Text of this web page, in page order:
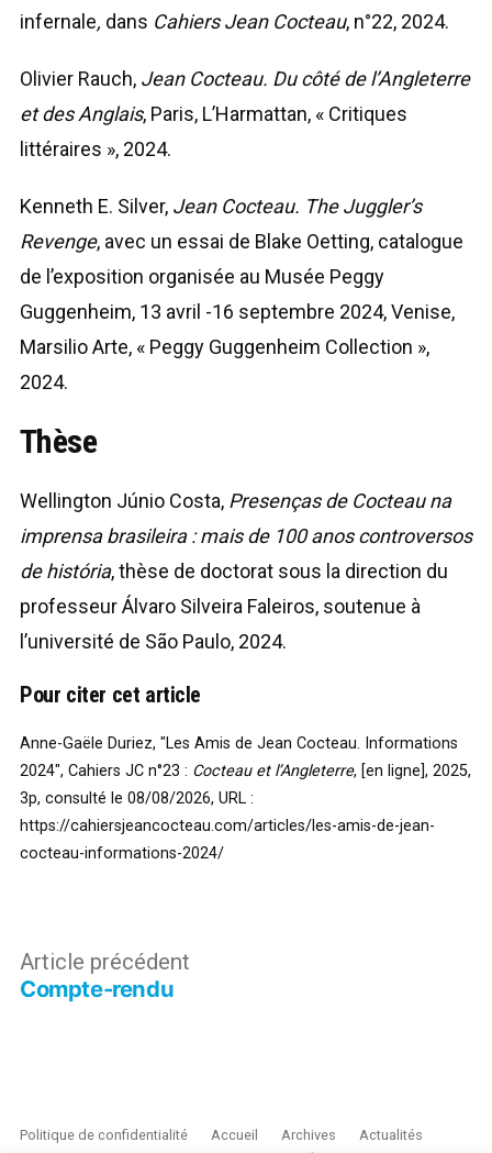
infernale, dans Cahiers Jean Cocteau, n°22, 2024.
Olivier Rauch, Jean Cocteau. Du côté de l’Angleterre
et des Anglais, Paris, L’Harmattan, « Critiques
littéraires », 2024.
Kenneth E. Silver, Jean Cocteau. The Juggler’s
Revenge, avec un essai de Blake Oetting, catalogue
de l’exposition organisée au Musée Peggy
Guggenheim, 13 avril -16 septembre 2024, Venise,
Marsilio Arte, « Peggy Guggenheim Collection »,
2024.
Thèse
Wellington Júnio Costa, Presenças de Cocteau na
imprensa brasileira : mais de 100 anos controversos
de história, thèse de doctorat sous la direction du
professeur Álvaro Silveira Faleiros, soutenue à
l’université de São Paulo, 2024.
Pour citer cet article
Anne-Gaële Duriez, "Les Amis de Jean Cocteau. Informations
2024", Cahiers JC n°23 : Cocteau et l’Angleterre, [en ligne], 2025,
3p, consulté le 08/08/2026, URL :
https://cahiersjeancocteau.com/articles/les-amis-de-jean-
cocteau-informations-2024/
Navigation
de
Article précédent
Compte-rendu
Politique de confidentialité Accueil Archives
Actualités